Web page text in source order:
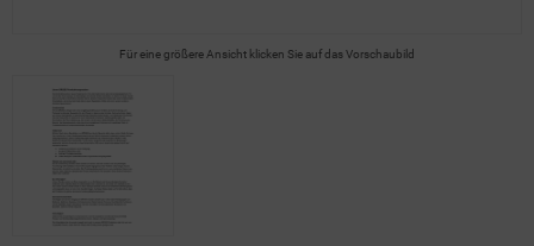
Für eine größere Ansicht klicken Sie auf das Vorschaubild